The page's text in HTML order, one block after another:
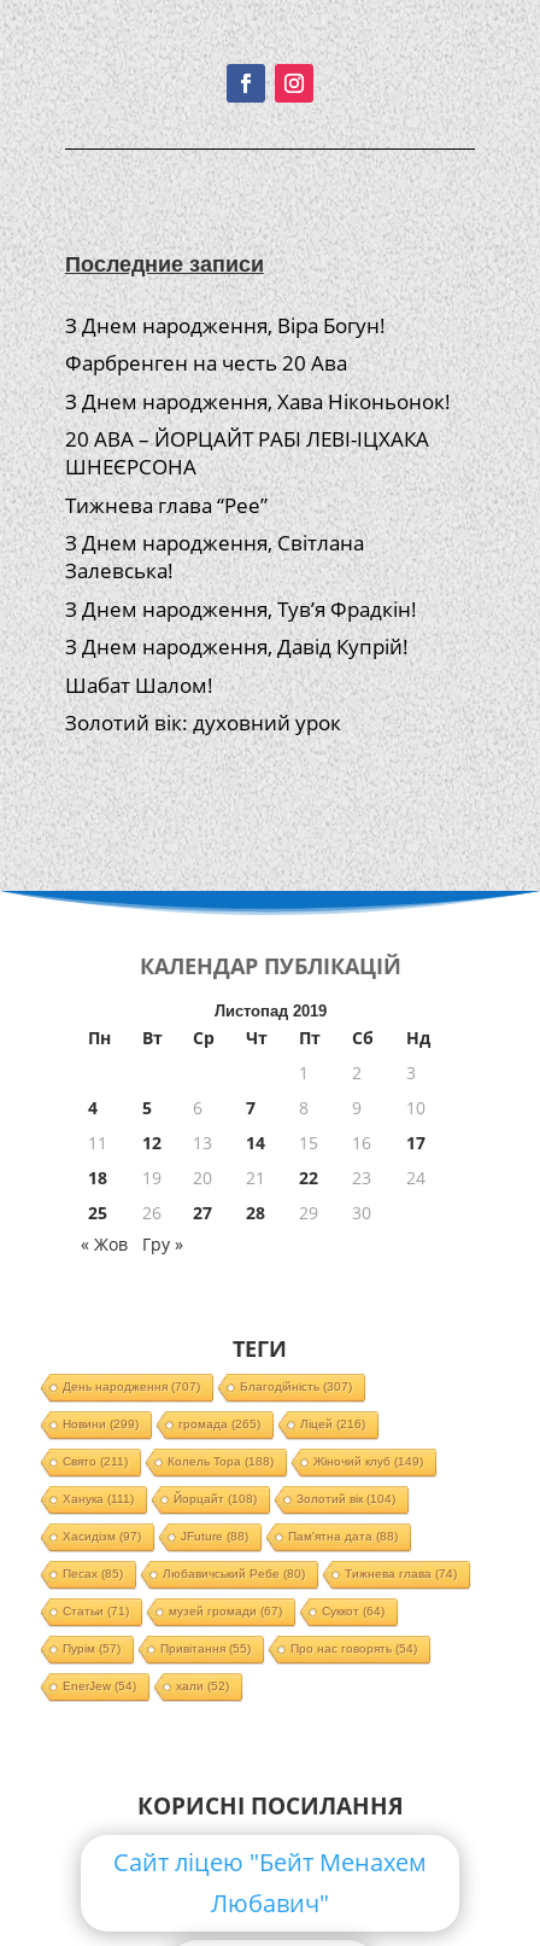
Подписывайтесь!
Последние записи
З Днем народження, Віра Богун!
Фарбренген на честь 20 Ава
З Днем народження, Хава Ніконьонок!
20 АВА – ЙОРЦАЙТ РАБІ ЛЕВІ-ІЦХАКА
ШНЕЄРСОНА
Тижнева глава “Рее”
З Днем народження, Світлана
Залевська!
З Днем народження, Тув’я Фрадкін!
З Днем народження, Давід Купрій!
Шабат Шалом!
Золотий вік: духовний урок
КАЛЕНДАР ПУБЛІКАЦІЙ
Листопад 2019
Пн Вт Ср Чт Пт Сб
Нд
1
2
3
4
5 6 7 8 9
10
11
12 13 14 15 16
17
18
19 20 21 22 23
24
25
26 27 28 29
30
« Жов
Гру »
ТЕГИ
День народження(707) Благодійність (307)
Новини (299) громада (265) Ліцей (216)
Свято (211) Колель Тора (188) Жіночий клуб (149)
Ханука (111) Йорцайт (108) Золотий вік(104)
Хасидізм (97) JFuture (88) Пам'ятна дата (88)
Песах(85) Любавичський Ребе (80) Тижнева глава (74)
Статьи (71) музей громади (67) Суккот (64)
Пурім (57) Привітання(55) Про нас говорять (54)
EnerJew(54) хали (52)
КОРИСНІ ПОСИЛАННЯ
Сайт ліцею "Бейт Менахем
Любавич"